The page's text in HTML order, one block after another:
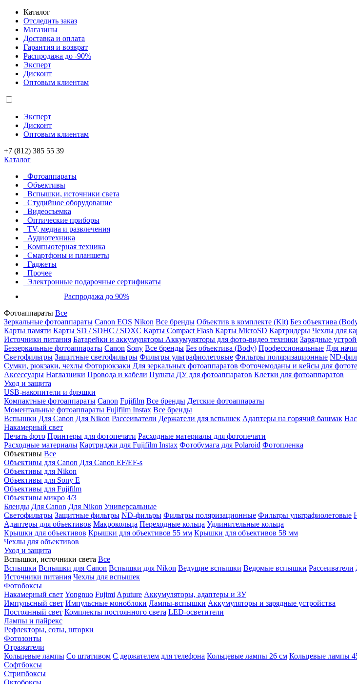
Каталог
Отследить заказ
Магазины
Доставка и оплата
Гарантия и возврат
Распродажа до -90%
Эксперт
Дисконт
Оптовым клиентам
Эксперт
Дисконт
Оптовым клиентам
+7 (812) 385 55 39
Каталог
Фотоаппараты
Объективы
Вспышки, источники света
Студийное оборудование
Видеосъемка
Оптические приборы
TV, медиа и развлечения
Аудиотехника
Компьютерная техника
Смартфоны и планшеты
Гаджеты
Прочее
Электронные подарочные сертификаты
Распродажа до 90%
Фотоаппараты Все
Зеркальные фотоаппараты Canon EOS Nikon Все бренды Объектив в комплекте (Kit) Без объектива
Карты памяти Карты SD / SDHC / SDXC Карты Compact Flash Карты MicroSD Картридеры Чехлы для
Источники питания Батарейки и аккумуляторы Аккумуляторы для фото-видео техники Зарядные
Беззеркальные фотоаппараты Canon Sony Все бренды Без объектива (Body) Профессиональные Для
Светофильтры Защитные светофильтры Фильтры ультрафиолетовые Фильтры поляризационные ND-
Сумки, рюкзаки, чехлы Фоторюкзаки Для зеркальных фотоаппаратов Фоточемоданы и кейсы для
Аксессуары Наглазники Провода и кабели Пульты ДУ для фотоаппаратов Клетки для фотоаппаратов
Уход и защита
USB-накопители и флэшки
Компактные фотоаппараты Canon Fujifilm Все бренды Детские фотоаппараты
Моментальные фотоаппараты Fujifilm Instax Все бренды
Вспышки Для Canon Для Nikon Рассеиватели Держатели для вспышек Адаптеры на горячий башмак
Накамерный свет
Печать фото Принтеры для фотопечати Расходные материалы для фотопечати
Расходные материалы Картриджи для Fujifilm Instax Фотобумага для Polaroid Фотопленка
Объективы Все
Объективы для Canon Для Canon EF/EF-s
Объективы для Nikon
Объективы для Sony E
Объективы для Fujifilm
Объективы микро 4/3
Бленды Для Canon Для Nikon Универсальные
Светофильтры Защитные фильтры ND-фильры Фильтры поляризационные Фильтры ультрафиолетовые
Адаптеры для объективов Макрокольца Переходные кольца Удлинительные кольца
Крышки для объективов Крышки для объективов 55 мм Крышки для объективов 58 мм
Чехлы для объективов
Уход и защита
Вспышки, источники света Все
Вспышки Вспышки для Canon Вспышки для Nikon Ведущие вспышки Ведомые вспышки Рассеиватели
Источники питания Чехлы для вспышек
Фотобоксы
Накамерный свет Yongnuo Fujimi Aputure Аккумуляторы, адаптеры и ЗУ
Импульсный свет Импульсные моноблоки Лампы-вспышки Аккумуляторы и зарядные устройства
Постоянный свет Комплекты постоянного света LED-осветители
Лампы и пайрекс
Рефлекторы, соты, шторки
Фотозонты
Отражатели
Кольцевые лампы Со штативом С держателем для телефона Кольцевые лампы 26 см Кольцевые лампы
Софтбоксы
Стрипбоксы
Октобоксы